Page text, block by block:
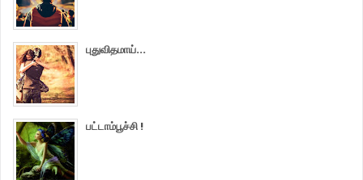
புதுவிதமாய்...
பட்டாம்பூச்சி !